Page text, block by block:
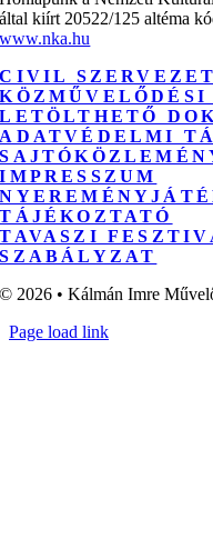
által kiírt 20522/125 altéma
www.nka.hu
CIVIL
KÖZMŰVELŐDÉSI
LETÖLTHETŐ
ADATVÉDELMI
IMPRESSZUM
TÁJÉKOZTATÓ
TAVASZI
SZABÁLYZAT
© 2026 • Kálmán Imre
Page load link